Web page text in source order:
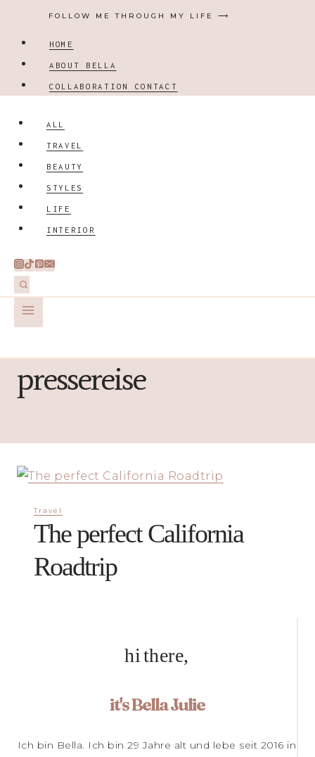
springen
FOLLOW ME THROUGH MY LIFE ⟶
HOME
ABOUT BELLA
COLLABORATION CONTACT
ALL
TRAVEL
BEAUTY
STYLES
LIFE
INTERIOR
pressereise
Travel
The perfect California
Roadtrip
hi there,
it's Bella Julie
Ich bin Bella. Ich bin 29 Jahre alt und lebe seit 2016 in